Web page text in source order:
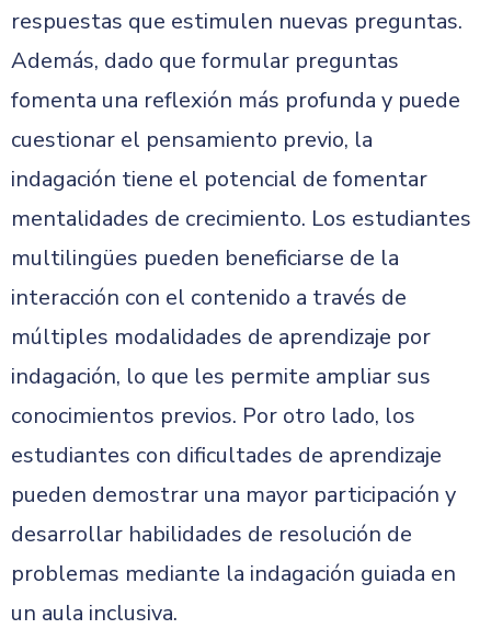
respuestas que estimulen nuevas preguntas.
Además, dado que formular preguntas
fomenta una reflexión más profunda y puede
cuestionar el pensamiento previo, la
indagación tiene el potencial de fomentar
mentalidades de crecimiento. Los estudiantes
multilingües pueden beneficiarse de la
interacción con el contenido a través de
múltiples modalidades de aprendizaje por
indagación, lo que les permite ampliar sus
conocimientos previos. Por otro lado, los
estudiantes con dificultades de aprendizaje
pueden demostrar una mayor participación y
desarrollar habilidades de resolución de
problemas mediante la indagación guiada en
un aula inclusiva.